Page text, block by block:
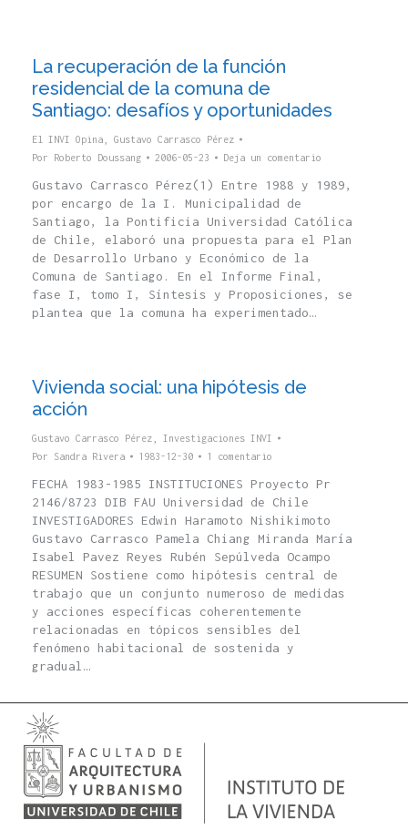
La recuperación de la función
residencial de la comuna de
Santiago: desafíos y oportunidades
El INVI Opina
Gustavo Carrasco Pérez
Por Roberto Doussang 2006-05-23 Deja un comentario
Gustavo Carrasco Pérez(1) Entre 1988 y 1989,
por encargo de la I. Municipalidad de
Santiago, la Pontificia Universidad Católica
de Chile, elaboró una propuesta para el Plan
de Desarrollo Urbano y Económico de la
Comuna de Santiago. En el Informe Final,
fase I, tomo I, Síntesis y Proposiciones, se
plantea que la comuna ha experimentado…
Vivienda social: una hipótesis de
acción
Gustavo Carrasco Pérez
Investigaciones INVI
Por Sandra Rivera 1983-12-30 1 comentario
FECHA 1983-1985 INSTITUCIONES Proyecto Pr
2146/8723 DIB FAU Universidad de Chile
INVESTIGADORES Edwin Haramoto Nishikimoto
Gustavo Carrasco Pamela Chiang Miranda María
Isabel Pavez Reyes Rubén Sepúlveda Ocampo
RESUMEN Sostiene como hipótesis central de
trabajo que un conjunto numeroso de medidas
y acciones específicas coherentemente
relacionadas en tópicos sensibles del
fenómeno habitacional de sostenida y
gradual…